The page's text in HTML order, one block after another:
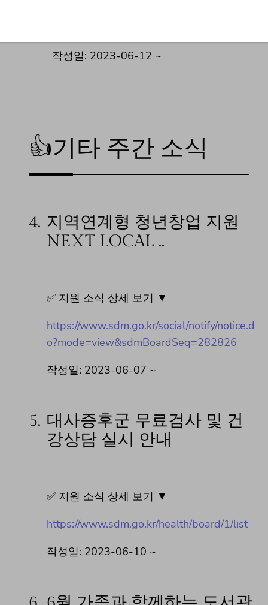
작성일: 2023-06-12 ~
👍기타 주간 소식
4. 지역연계형 청년창업 지원
NEXT LOCAL ..
✅ 지원 소식 상세 보기 ▼
https://www.sdm.go.kr/social/notify/notice.d
o?mode=view&sdmBoardSeq=282826
작성일: 2023-06-07 ~
5. 대사증후군 무료검사 및 건
강상담 실시 안내
✅ 지원 소식 상세 보기 ▼
https://www.sdm.go.kr/health/board/1/list
작성일: 2023-06-10 ~